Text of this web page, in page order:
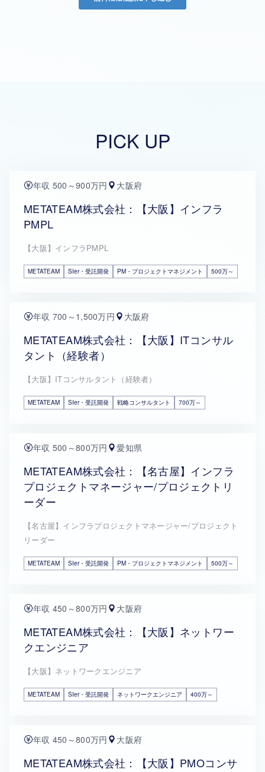
PICK UP
年収 500～900万円 大阪府
METATEAM株式会社：【大阪】インフラ
PMPL
【大阪】インフラPMPL
METATEAM SIer・受託開発 PM・プロジェクトマネジメント 500万～
年収 700～1,500万円 大阪府
METATEAM株式会社：【大阪】ITコンサル
タント（経験者）
【大阪】ITコンサルタント（経験者）
METATEAM SIer・受託開発 戦略コンサルタント 700万～
年収 500～800万円 愛知県
METATEAM株式会社：【名古屋】インフラ
プロジェクトマネージャー/プロジェクトリ
ーダー
【名古屋】インフラプロジェクトマネージャー/プロジェクト
リーダー
METATEAM SIer・受託開発 PM・プロジェクトマネジメント 500万～
年収 450～800万円 大阪府
METATEAM株式会社：【大阪】ネットワー
クエンジニア
【大阪】ネットワークエンジニア
METATEAM SIer・受託開発 ネットワークエンジニア 400万～
年収 450～800万円 大阪府
METATEAM株式会社：【大阪】PMOコンサ